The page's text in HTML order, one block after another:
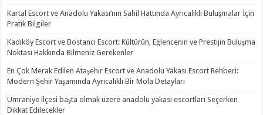
Kartal Escort ve Anadolu Yakası’nın Sahil Hattında Ayrıcalıklı Buluşmalar İçin
Pratik Bilgiler
Kadıköy Escort ve Bostancı Escort: Kültürün, Eğlencenin ve Prestijin Buluşma
Noktası Hakkında Bilmeniz Gerekenler
En Çok Merak Edilen Ataşehir Escort ve Anadolu Yakası Escort Rehberi:
Modern Şehir Yaşamında Ayrıcalıklı Bir Mola Detayları
Ümraniye ilçesi başta olmak üzere anadolu yakası escortları Seçerken
Dikkat Edilecekler